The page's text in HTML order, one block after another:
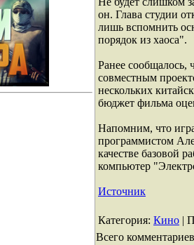
он. Глава студии
лишь вспомнить
порядок из хаоса".
Ранее сообщалось,
совместным
нескольких
бюджет фильма
Напомним, что
программистом
качестве базовой
компьютер
Источник
Категория: Кино |
Всего комментариев